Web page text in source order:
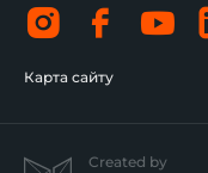
Карта сайту
Created by